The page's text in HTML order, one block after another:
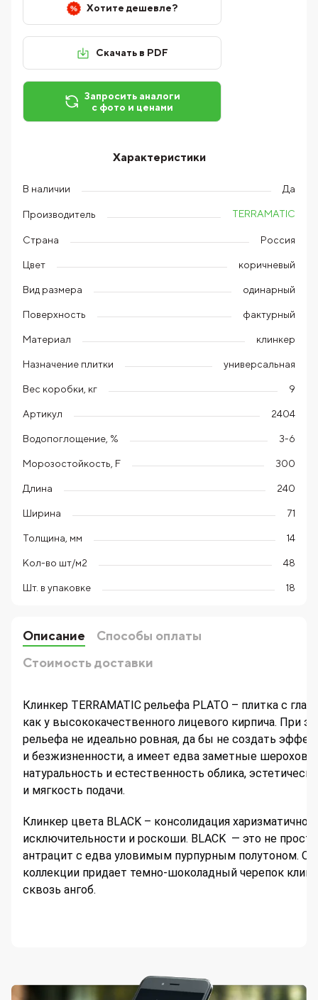
Хотите дешевле?
Скачать в PDF
Запросить аналоги
с фото и ценами
Характеристики
В наличии Да
Производитель TERRAMATIC
Страна Россия
Цвет коричневый
Вид размера одинарный
Поверхность фактурный
Материал клинкер
Назначение плитки универсальная
Вес коробки, кг 9
Артикул 2404
Водопоглощение, % 3-6
Морозостойкость, F 300
Длина 240
Ширина 71
Толщина, мм 14
Кол-во шт/м2 48
Шт. в упаковке 18
Описание
Способы оплаты
Стоимость доставки
Клинкер TERRAMATIC рельефа PLATO – плитка с
как у высококачественного лицевого кирпича. При
рельефа не идеально ровная, да бы не создать
и безжизненности, а имеет едва заметные
натуральность и естественность облика,
и мягкость подачи.
Клинкер цвета BLACK – консолидация
исключительности и роскоши. BLACK — это не
антрацит с едва уловимым пурпурным полутоном.
коллекции придает темно-шоколадный черепок
сквозь ангоб.